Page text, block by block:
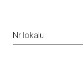
Nr lokalu